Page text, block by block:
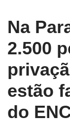
Na
2.500
estão
do